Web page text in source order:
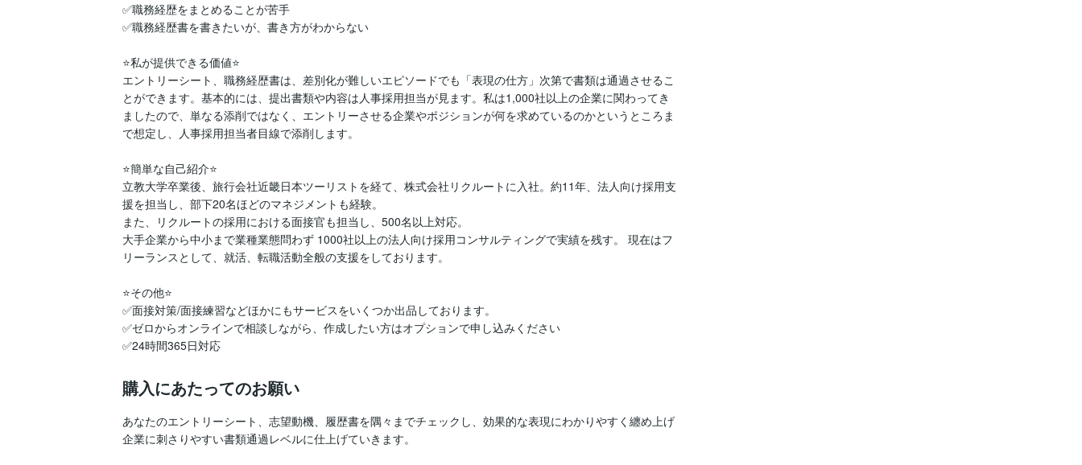
✅職務経歴をまとめることが苦手
✅職務経歴書を書きたいが、書き方がわからない
⭐️私が提供できる価値⭐️
エントリーシート、職務経歴書は、差別化が難しいエピソードでも「表現の仕方」次第で書類は通過させるこ
とができます。基本的には、提出書類や内容は人事採用担当が見ます。私は1,000社以上の企業に関わってき
ましたので、単なる添削ではなく、エントリーさせる企業やポジションが何を求めているのかというところま
で想定し、人事採用担当者目線で添削します。
⭐️簡単な自己紹介⭐️
立教大学卒業後、旅行会社近畿日本ツーリストを経て、株式会社リクルートに入社。約11年、法人向け採用支
援を担当し、部下20名ほどのマネジメントも経験。
また、リクルートの採用における面接官も担当し、500名以上対応。
大手企業から中小まで業種業態問わず 1000社以上の法人向け採用コンサルティングで実績を残す。 現在はフ
リーランスとして、就活、転職活動全般の支援をしております。
⭐️その他⭐️
✅面接対策/面接練習などほかにもサービスをいくつか出品しております。
✅ゼロからオンラインで相談しながら、作成したい方はオプションで申し込みください
✅24時間365日対応
購入にあたってのお願い
あなたのエントリーシート、志望動機、履歴書を隅々までチェックし、効果的な表現にわかりやすく纏め上げ
企業に刺さりやすい書類通過レベルに仕上げていきます。